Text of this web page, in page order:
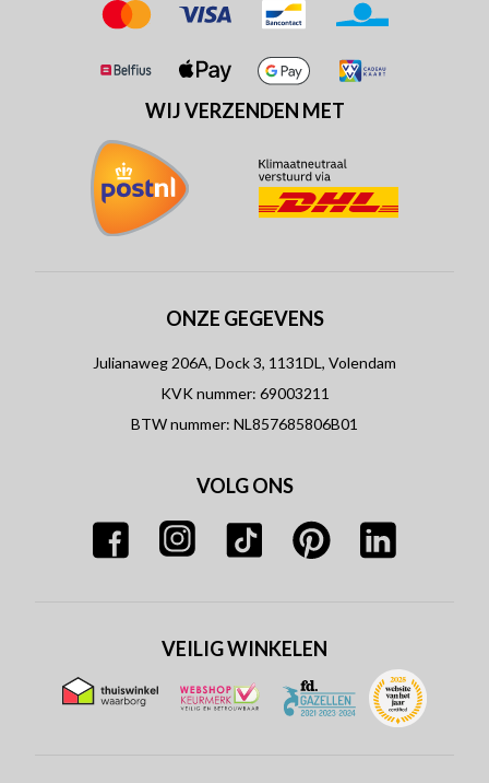
WIJ VERZENDEN MET
ONZE GEGEVENS
Julianaweg 206A, Dock 3, 1131DL, Volendam
KVK nummer: 69003211
BTW nummer: NL857685806B01
VOLG ONS
VEILIG WINKELEN